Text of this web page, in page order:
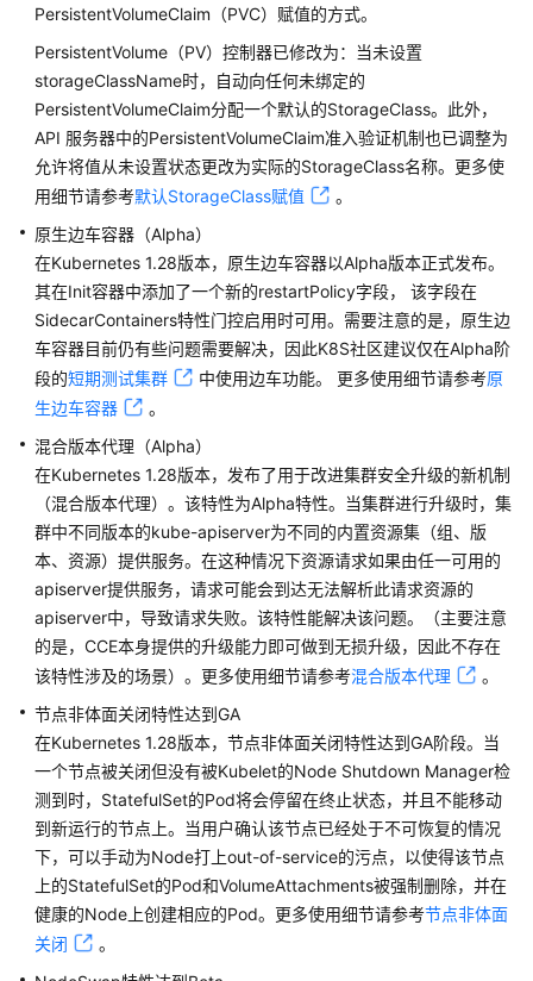
集
版
本
发
布
记
录
Kubernetes
版
本
策
略
Kubernetes
本
发
布
记
录
Kubernetes
1.36
版
说
明
Kubernetes
1.35
版
本
说
PersistentVolumeClaim（PVC）赋值的方式。
PersistentVolume（PV）控制器已修改为：当未设置
storageClassName时，自动向任何未绑定的
PersistentVolumeClaim分配一个默认的StorageClass。此外，
API 服务器中的PersistentVolumeClaim准入验证机制也已调整为
允许将值从未设置状态更改为实际的StorageClass名称。更多使
用细节请参考默认StorageClass赋值
。
原生边车容器（Alpha）
在Kubernetes 1.28版本，原生边车容器以Alpha版本正式发布。
其在Init容器中添加了一个新的restartPolicy字段， 该字段在
SidecarContainers特性门控启用时可用。需要注意的是，原生边
车容器目前仍有些问题需要解决，因此K8S社区建议仅在Alpha阶
段的短期测试集群 中使用边车功能。 更多使用细节请参考原
生边车容器
。
混合版本代理（Alpha）
在Kubernetes 1.28版本，发布了用于改进集群安全升级的新机制
（混合版本代理）。该特性为Alpha特性。当集群进行升级时，集
群中不同版本的kube-apiserver为不同的内置资源集（组、版
本、资源）提供服务。在这种情况下资源请求如果由任一可用的
apiserver提供服务，请求可能会到达无法解析此请求资源的
apiserver中，导致请求失败。该特性能解决该问题。（主要注意
的是，CCE本身提供的升级能力即可做到无损升级，因此不存在
该特性涉及的场景）。更多使用细节请参考混合版本代理
。
节点非体面关闭特性达到GA
在Kubernetes 1.28版本，节点非体面关闭特性达到GA阶段。当
一个节点被关闭但没有被Kubelet的Node Shutdown Manager检
测到时，StatefulSet的Pod将会停留在终止状态，并且不能移动
到新运行的节点上。当用户确认该节点已经处于不可恢复的情况
下，可以手动为Node打上out-of-service的污点，以使得该节点
上的StatefulSet的Pod和VolumeAttachments被强制删除，并在
健康的Node上创建相应的Pod。更多使用细节请参考节点非体面
关闭
。